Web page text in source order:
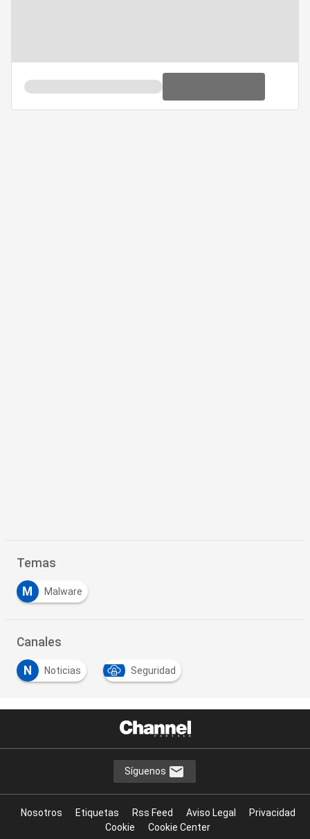
Temas
M Malware
Canales
N Noticias Seguridad
Síguenos
Nosotros Etiquetas Rss Feed Aviso Legal
Privacidad
Cookie
Cookie Center